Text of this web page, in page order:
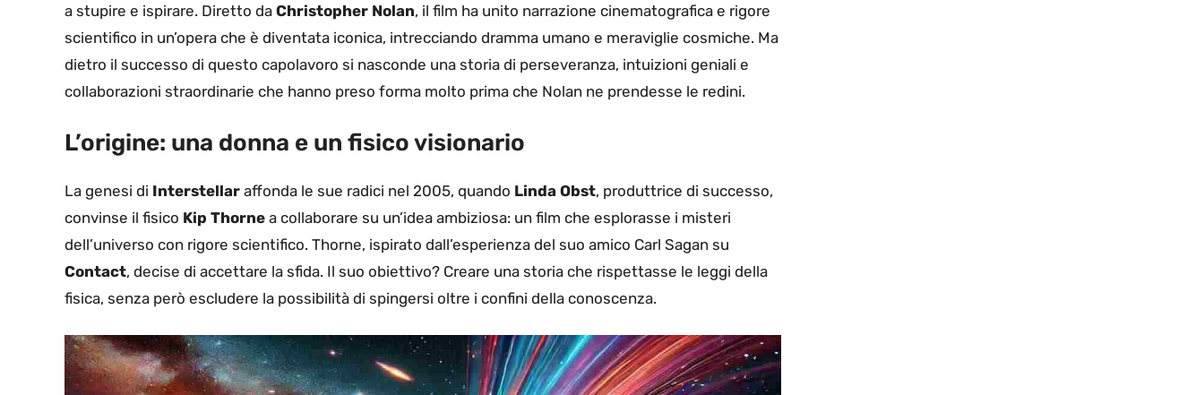
a stupire e ispirare. Diretto da Christopher Nolan, il film ha unito narrazione cinematografica e rigore
scientifico in un’opera che è diventata iconica, intrecciando dramma umano e meraviglie cosmiche. Ma
dietro il successo di questo capolavoro si nasconde una storia di perseveranza, intuizioni geniali e
collaborazioni straordinarie che hanno preso forma molto prima che Nolan ne prendesse le redini.
L’origine: una donna e un fisico visionario
La genesi di Interstellar affonda le sue radici nel 2005, quando Linda Obst, produttrice di successo,
convinse il fisico Kip Thorne a collaborare su un’idea ambiziosa: un film che esplorasse i misteri
dell’universo con rigore scientifico. Thorne, ispirato dall’esperienza del suo amico Carl Sagan su
Contact, decise di accettare la sfida. Il suo obiettivo? Creare una storia che rispettasse le leggi della
fisica, senza però escludere la possibilità di spingersi oltre i confini della conoscenza.